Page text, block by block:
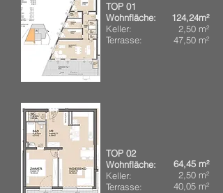
​TOP 01
Wohnfläche:
Keller:
Terrasse:
124,24m²
2,50 m²
47,50 m²
​TOP 02
Wohnfläche:
Keller:
Terrasse:
64,45 m²
2,50 m²
40,05 m²